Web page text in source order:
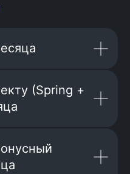
(Spring +